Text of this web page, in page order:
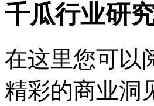
千瓜行业研
在这里您可以
精彩的商业洞